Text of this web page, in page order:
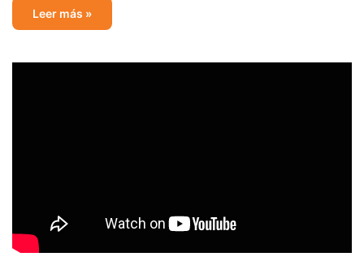
Leer más »